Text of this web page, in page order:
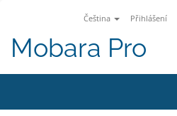
Čeština Přihlášení
Mobara Pro